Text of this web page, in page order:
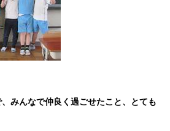
みんなで仲良く過ごせたこと、とても